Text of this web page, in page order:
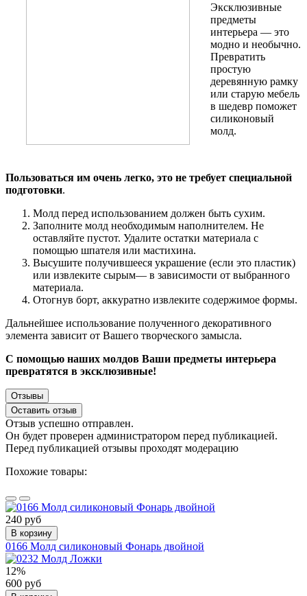
Эксклюзивные
предметы
интерьера — это
модно и необычно.
Превратить
простую
деревянную рамку
или старую мебель
в шедевр поможет
силиконовый
молд.
Пользоваться им очень легко, это не требует специальной
подготовки.
Молд перед использованием должен быть сухим.
Заполните молд необходимым наполнителем. Не
оставляйте пустот. Удалите остатки материала с
помощью шпателя или мастихина.
Высушите получившееся украшение (если это пластик)
или извлеките сырым— в зависимости от выбранного
материала.
Отогнув борт, аккуратно извлеките содержимое формы.
Дальнейшее использование полученного декоративного
элемента зависит от Вашего творческого замысла.
С помощью наших молдов Ваши предметы интерьера
превратятся в эксклюзивные!
Отзывы
Оставить отзыв
Отзыв успешно отправлен.
Он будет проверен администратором перед публикацией.
Перед публикацией отзывы проходят модерацию
Похожие товары:
240 руб
В корзину
0166 Молд силиконовый Фонарь двойной
12%
600 руб